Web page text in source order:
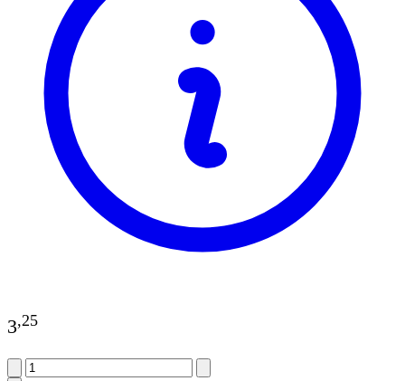
3,25